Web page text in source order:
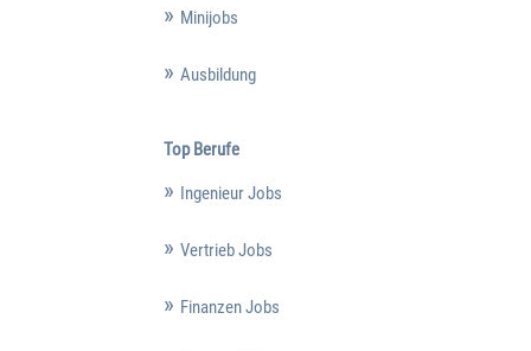
Minijobs
Ausbildung
Top Berufe
Ingenieur Jobs
Vertrieb Jobs
Finanzen Jobs